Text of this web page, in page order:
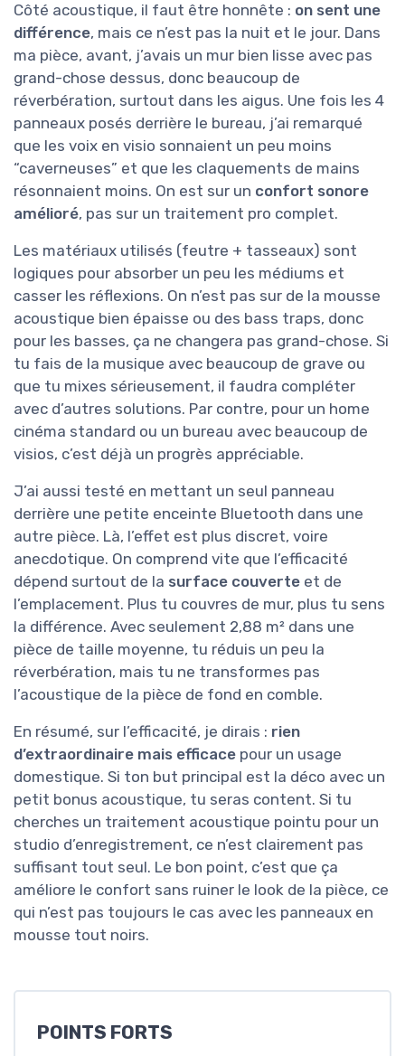
Côté acoustique, il faut être honnête : on sent une
différence, mais ce n’est pas la nuit et le jour. Dans
ma pièce, avant, j’avais un mur bien lisse avec pas
grand-chose dessus, donc beaucoup de
réverbération, surtout dans les aigus. Une fois les 4
panneaux posés derrière le bureau, j’ai remarqué
que les voix en visio sonnaient un peu moins
“caverneuses” et que les claquements de mains
résonnaient moins. On est sur un confort sonore
amélioré, pas sur un traitement pro complet.
Les matériaux utilisés (feutre + tasseaux) sont
logiques pour absorber un peu les médiums et
casser les réflexions. On n’est pas sur de la mousse
acoustique bien épaisse ou des bass traps, donc
pour les basses, ça ne changera pas grand-chose. Si
tu fais de la musique avec beaucoup de grave ou
que tu mixes sérieusement, il faudra compléter
avec d’autres solutions. Par contre, pour un home
cinéma standard ou un bureau avec beaucoup de
visios, c’est déjà un progrès appréciable.
J’ai aussi testé en mettant un seul panneau
derrière une petite enceinte Bluetooth dans une
autre pièce. Là, l’effet est plus discret, voire
anecdotique. On comprend vite que l’efficacité
dépend surtout de la surface couverte et de
l’emplacement. Plus tu couvres de mur, plus tu sens
la différence. Avec seulement 2,88 m² dans une
pièce de taille moyenne, tu réduis un peu la
réverbération, mais tu ne transformes pas
l’acoustique de la pièce de fond en comble.
En résumé, sur l’efficacité, je dirais : rien
d’extraordinaire mais efficace pour un usage
domestique. Si ton but principal est la déco avec un
petit bonus acoustique, tu seras content. Si tu
cherches un traitement acoustique pointu pour un
studio d’enregistrement, ce n’est clairement pas
suffisant tout seul. Le bon point, c’est que ça
améliore le confort sans ruiner le look de la pièce, ce
qui n’est pas toujours le cas avec les panneaux en
mousse tout noirs.
POINTS FORTS